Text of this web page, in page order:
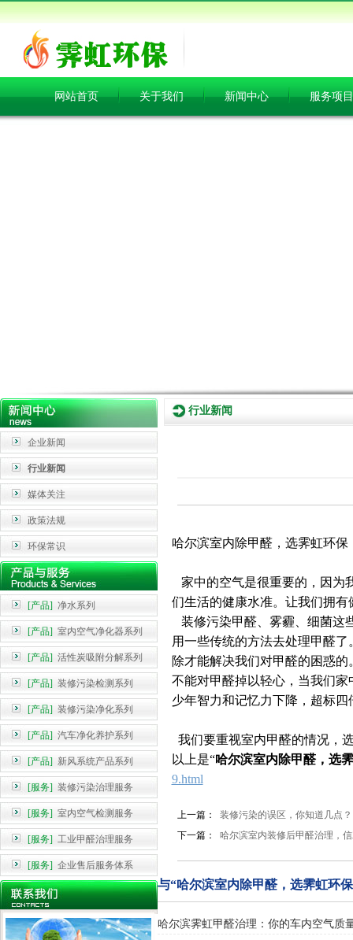
网站首页 关于我们 新闻中心 服务项目
企业新闻
行业新闻
媒体关注
政策法规
环保常识
[产品] 净水系列
[产品] 室内空气净化器系列
[产品] 活性炭吸附分解系列
[产品] 装修污染检测系列
[产品] 装修污染净化系列
[产品] 汽车净化养护系列
[产品] 新风系统产品系列
[服务] 装修污染治理服务
[服务] 室内空气检测服务
[服务] 工业甲醛治理服务
[服务] 企业售后服务体系
行业新闻
哈尔滨室内除甲醛，选霁虹环保
家中的空气是很重要的，因为
们生活的健康水准。让我们拥有
装修污染甲醛、雾霾、细菌这
用一些传统的方法去处理甲醛
除才能解决我们对甲醛的困惑的
不能对甲醛掉以轻心，当我们
少年智力和记忆力下降，超标
我们要重视室内甲醛的情况，
以上是“哈尔滨室内除甲醛，选
9.html
上一篇：
装修污染的误区，你知道几点？
下一篇：
哈尔滨室内装修后甲醛治理，
与“哈尔滨室内除甲醛，选霁虹环
哈尔滨霁虹甲醛治理：你的车内空气质